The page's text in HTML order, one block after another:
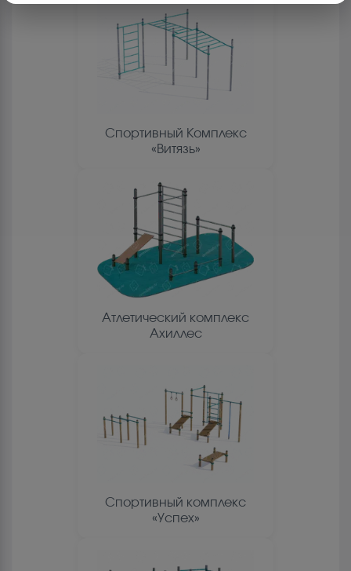
Спортивный Комплекс
«Витязь»
Атлетический комплекс
Ахиллес
Спортивный комплекс
«Успех»